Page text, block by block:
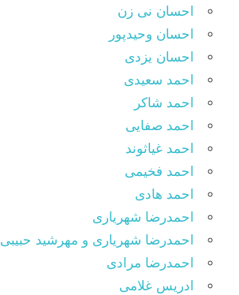
احسان نی زن
احسان وحیدپور
احسان یزدی
احمد سعیدی
احمد شاکر
احمد صفایی
احمد غیاثوند
احمد فخیمی
احمد هادی
احمدرضا شهریاری
احمدرضا شهریاری و مهرشید حبیبی
احمدرضا مرادی
ادریس غلامی